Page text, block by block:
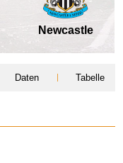
Newcastle
Daten Tabelle